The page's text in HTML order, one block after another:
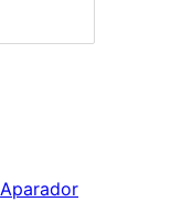
Aparador